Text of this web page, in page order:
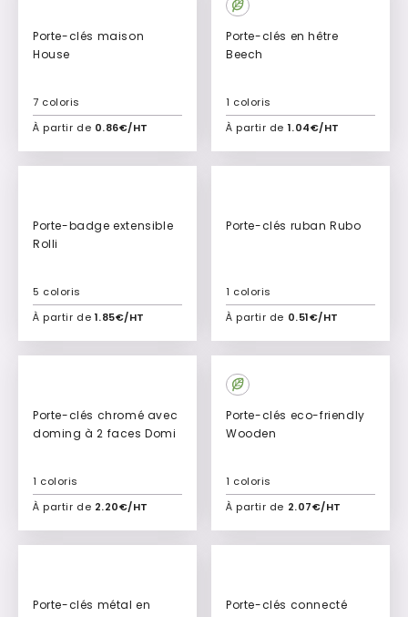
Porte-clés maison
House
À partir de 0.86€/HT
7 coloris
Ajouter à mon devis
Porte-clés en hêtre
Beech
À partir de 1.04€/HT
1 coloris
Ajouter à mon devis
Porte-badge extensible
Rolli
À partir de 1.85€/HT
5 coloris
Ajouter à mon devis
Porte-clés ruban Rubo
À partir de 0.51€/HT
1 coloris
Ajouter à mon devis
Porte-clés chromé avec
doming à 2 faces Domi
À partir de 2.20€/HT
1 coloris
Ajouter à mon devis
Porte-clés eco-friendly
Wooden
À partir de 2.07€/HT
1 coloris
Ajouter à mon devis
Porte-clés métal en
Porte-clés connecté